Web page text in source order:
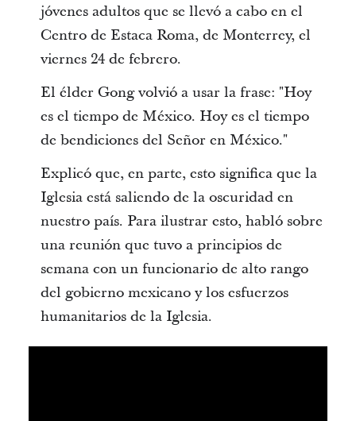
jóvenes adultos que se llevó a cabo en el
Centro de Estaca Roma, de Monterrey, el
viernes 24 de febrero.
El élder Gong volvió a usar la frase: "Hoy
es el tiempo de México. Hoy es el tiempo
de bendiciones del Señor en México."
Explicó que, en parte, esto significa que la
Iglesia está saliendo de la oscuridad en
nuestro país. Para ilustrar esto, habló sobre
una reunión que tuvo a principios de
semana con un funcionario de alto rango
del gobierno mexicano y los esfuerzos
humanitarios de la Iglesia.